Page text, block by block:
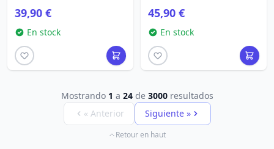
39,90 €
En stock
45,90 €
En stock
Mostrando 1 a 24de 3000resultados
« Anterior
Siguiente »
Retour en haut